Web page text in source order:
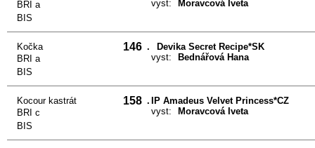
BRI a
vyst:
Moravcová Iveta
BIS
Kočka 146 .
BRI a
Devika Secret Recipe*SK
vyst:
Bednářová Hana
BIS
Kocour kastrát 158 .
BRI c
IP Amadeus Velvet Princess*CZ
vyst:
Moravcová Iveta
BIS